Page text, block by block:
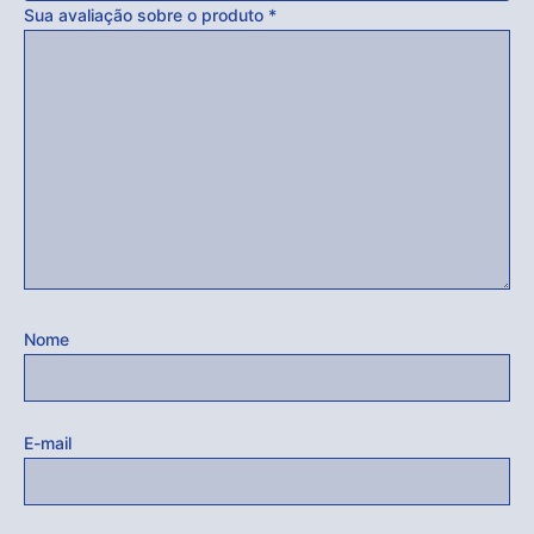
Sua avaliação sobre o produto *
Nome
E-mail